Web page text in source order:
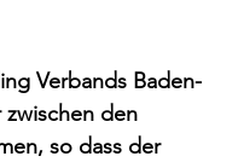
Verbands Baden-
den
so dass der